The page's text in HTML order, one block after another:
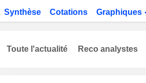
Synthèse Cotations Graphiques
Toute l'actualité Reco analystes